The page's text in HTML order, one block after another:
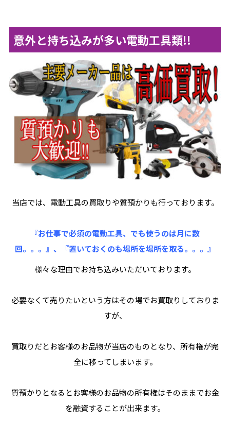
意外と持ち込みが多い電動工具類!!
当店では、電動工具の買取りや質預かりも行っております。
『お仕事で必須の電動工具、でも使うのは月に数
回。。。』、『置いておくのも場所を場所を取る。。。』
様々な理由でお持ち込みいただいております。
必要なくて売りたいという方はその場でお買取りしておりま
すが、
買取りだとお客様のお品物が当店のものとなり、所有権が完
全に移ってしまいます。
質預かりとなるとお客様のお品物の所有権はそのままでお金
を融資することが出来ます。